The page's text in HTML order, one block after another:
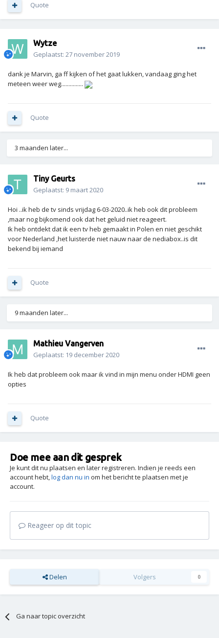
Quote
Wytze
Geplaatst: 27 november 2019
dank je Marvin, ga ff kijken of het gaat lukken, vandaag ging het
meteen weer weg...............
Quote
3 maanden later...
Tiny Geurts
Geplaatst: 9 maart 2020
Hoi ..ik heb de tv sinds vrijdag 6-03-2020..ik heb ook dit probleem
,maar nog bijkomend ook dat het geluid niet reageert.
Ik heb ontdekt dat ik een tv heb gemaakt in Polen en niet geschikt
voor Nederland ,het luisterde niet nauw naar de nediabox..is dit
bekend bij iemand
Quote
9 maanden later...
Mathieu Vangerven
Geplaatst: 19 december 2020
Ik heb dat probleem ook maar ik vind in mijn menu onder HDMI geen
opties
Quote
Doe mee aan dit gesprek
Je kunt dit nu plaatsen en later registreren. Indien je reeds een
account hebt,log dan nu in om het bericht te plaatsen met je
account.
Reageer op dit topic
Delen Volgers 0
Ga naar topic overzicht